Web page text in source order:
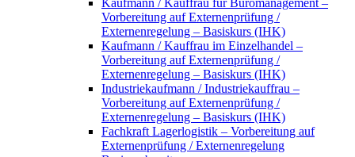
Kaufmann / Kauffrau für Büromanagement –
Vorbereitung auf Externenprüfung /
Externenregelung – Basiskurs (IHK)
Kaufmann / Kauffrau im Einzelhandel –
Vorbereitung auf Externenprüfung /
Externenregelung – Basiskurs (IHK)
Industriekaufmann / Industriekauffrau –
Vorbereitung auf Externenprüfung /
Externenregelung – Basiskurs (IHK)
Fachkraft Lagerlogistik – Vorbereitung auf
Externenprüfung / Externenregelung